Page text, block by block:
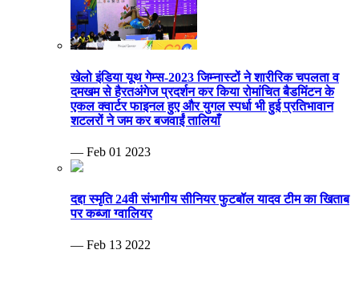
खेलो इंडिया यूथ गेम्स-2023 जिम्नास्टों ने शारीरिक चपलता व
दमखम से हैरतअंगेज प्रदर्शन कर किया रोमांचित बैडमिंटन के
एकल क्वार्टर फाइनल हुए और युगल स्पर्धा भी हुई प्रतिभावान
शटलरों ने जम कर बजवाईं तालियाँ
— Feb 01 2023
दद्दा स्मृति 24वी संभागीय सीनियर फुटबॉल यादव टीम का खिताब
पर कब्जा ग्वालियर
— Feb 13 2022